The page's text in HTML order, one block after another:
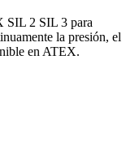
SIL 2 SIL 3 para
la presión, el
en ATEX.